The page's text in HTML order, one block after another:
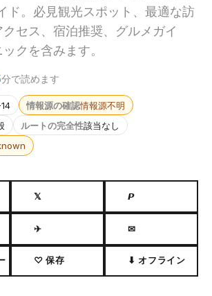
ド。必見観光スポット、最適な訪
セス、宿泊推奨、グルメガイ
クを含みます。
で読めます
情報源の確認情報源不明
ルートの完全性該当なし
𝕏 𝙋
✈ ✉
♡ 保存 ⬇ オフライン